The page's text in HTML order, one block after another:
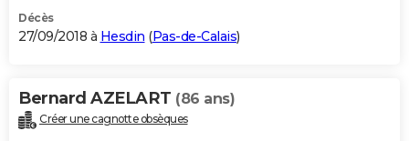
Décès
27/09/2018 à Hesdin (Pas-de-Calais)
Bernard AZELART (86 ans)
Créer une cagnotte obsèques